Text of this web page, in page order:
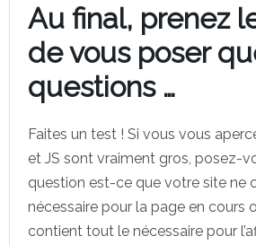
Au final, prenez
de vous poser
questions …
Faites un test ! Si vous vous
et JS sont vraiment gros, posez-
question est-ce que votre site ne
nécessaire pour la page en cours
contient tout le nécessaire pour